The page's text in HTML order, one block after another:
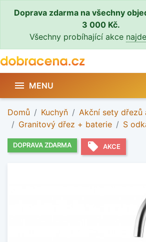
Doprava zdarma na všechny
3 000 Kč.
Všechny probíhající akce
 MENU
Domů Kuchyň
Akční sety dřezů
Granitový dřez + baterie
S
DOPRAVA ZDARMA local_offer AKCE